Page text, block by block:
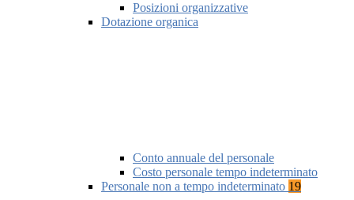
Posizioni organizzative
Dotazione organica
Conto annuale del personale
Costo personale tempo indeterminato
Personale non a tempo indeterminato 19